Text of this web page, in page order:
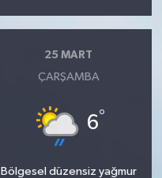
25 MART
ÇARŞAMBA
6°
Bölgesel düzensiz yağmur